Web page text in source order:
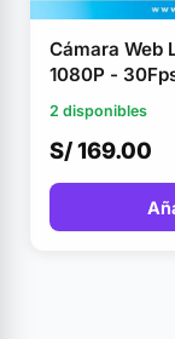
Cámara Web
1080P -
2 disponibles
S/ 169.00